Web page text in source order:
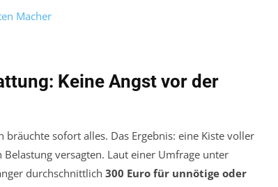
Macher
Keine Angst vor der
bräuchte sofort alles. Das Ergebnis: eine Kiste voller
versagten. Laut einer Umfrage unter
durchschnittlich 300 Euro für unnötige oder